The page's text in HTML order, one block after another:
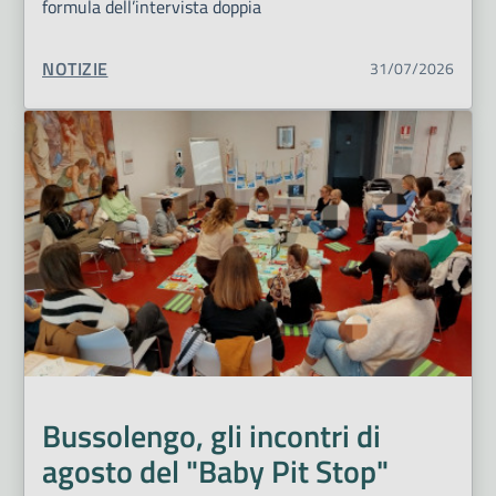
formula dell’intervista doppia
TIPO CONTENUTO:
NOTIZIE 31/07/2026
Bussolengo, gli incontri di
agosto del "Baby Pit Stop"